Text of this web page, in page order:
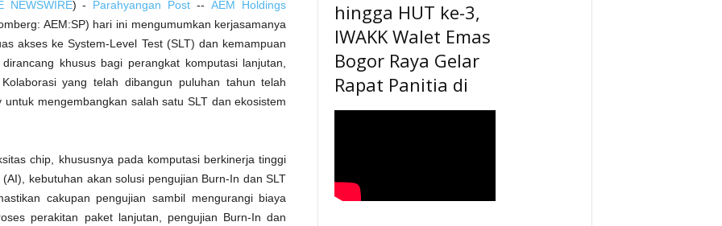
NEWSWIRE) - Parahyangan Post --AEM Holdings
AEM:SP) hari ini mengumumkan kerjasamanya
akses ke System-Level Test (SLT) dan kemampuan
khusus bagi perangkat komputasi lanjutan,
yang telah dibangun puluhan tahun telah
mengembangkan salah satu SLT dan ekosistem
chip, khususnya pada komputasi berkinerja tinggi
kebutuhan akan solusi pengujian Burn-In dan SLT
cakupan pengujian sambil mengurangi biaya
perakitan paket lanjutan, pengujian Burn-In dan
hingga HUT ke-3,
IWAKK Walet Emas
Bogor Raya Gelar
Rapat Panitia di